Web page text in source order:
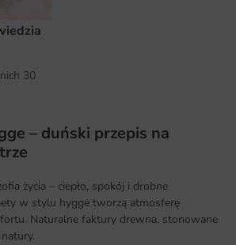
30
– duński przepis na
życia – ciepło, spokój i drobne
w stylu hygge tworzą atmosferę
Naturalne faktury drewna, stonowane